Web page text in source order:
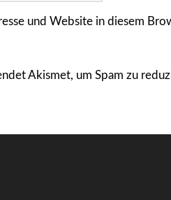
und Website in diesem
Akismet, um Spam zu